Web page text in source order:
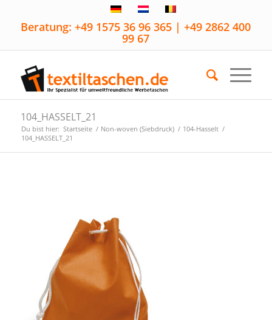
Beratung: +49 1575 36 96 365 | +49 2862 400
99 67
104_HASSELT_21
Du bist hier: Startseite / Non-woven (Siebdruck) / 104-Hasselt /
104_HASSELT_21